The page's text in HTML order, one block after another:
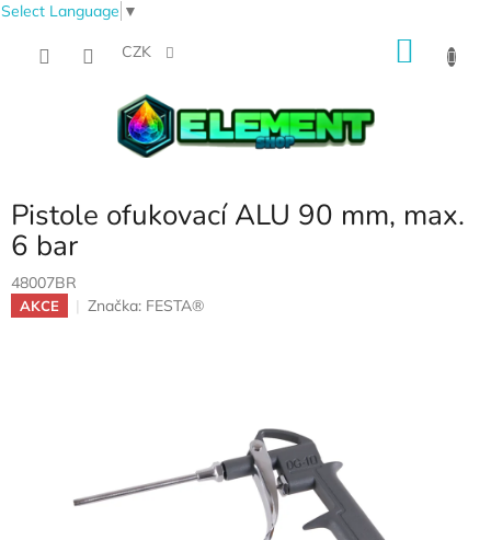
Select Language ▼
CZK
Pistole ofukovací ALU 90 mm, max.
6 bar
48007BR
AKCE Značka: FESTA®